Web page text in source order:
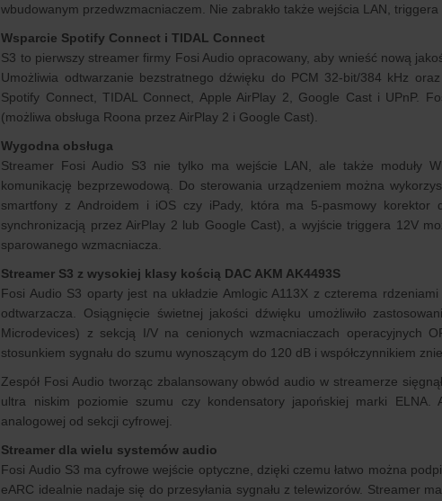
wbudowanym przedwzmacniaczem. Nie zabrakło także wejścia LAN, triggera
Wsparcie Spotify Connect i TIDAL Connect
S3 to pierwszy streamer firmy Fosi Audio opracowany, aby wnieść nową
Umożliwia odtwarzanie bezstratnego dźwięku do PCM 32-bit/384 kHz
Spotify Connect, TIDAL Connect, Apple AirPlay 2, Google Cast i UPnP.
(możliwa obsługa Roona przez AirPlay 2 i Google Cast).
Wygodna obsługa
Streamer Fosi Audio S3 nie tylko ma wejście LAN, ale także moduły
komunikację bezprzewodową. Do sterowania urządzeniem można
smartfony z Androidem i iOS czy iPady, która ma 5-pasmowy korektor
synchronizacją przez AirPlay 2 lub Google Cast), a wyjście triggera 12V
sparowanego wzmacniacza.
Streamer S3 z wysokiej klasy kością DAC AKM AK4493S
Fosi Audio S3 oparty jest na układzie Amlogic A113X z czterema
odtwarzacza. Osiągnięcie świetnej jakości dźwięku umożliwiło
Microdevices) z sekcją I/V na cenionych wzmacniaczach operacyjnych
stosunkiem sygnału do szumu wynoszącym do 120 dB i współczynnikiem
Zespół Fosi Audio tworząc zbalansowany obwód audio w streamerze
ultra niskim poziomie szumu czy kondensatory japońskiej marki ELNA.
analogowej od sekcji cyfrowej.
Streamer dla wielu systemów audio
Fosi Audio S3 ma cyfrowe wejście optyczne, dzięki czemu łatwo można
eARC idealnie nadaje się do przesyłania sygnału z telewizorów. Streamer